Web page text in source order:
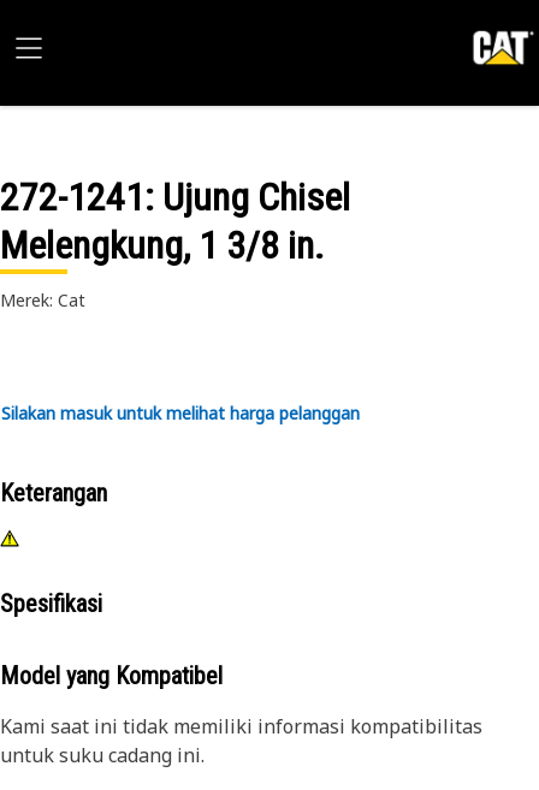
272-1241: Ujung Chisel
Melengkung, 1 3/8 in.
Merek: Cat
Silakan masuk untuk melihat harga pelanggan
Keterangan
Spesifikasi
Model yang Kompatibel
Kami saat ini tidak memiliki informasi kompatibilitas
untuk suku cadang ini.